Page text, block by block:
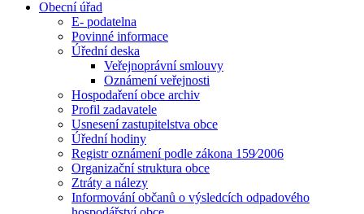
Obecní úřad
E- podatelna
Povinné informace
Úřední deska
Veřejnoprávní smlouvy
Oznámení veřejnosti
Hospodaření obce archiv
Profil zadavatele
Usnesení zastupitelstva obce
Úřední hodiny
Registr oznámení podle zákona 159⁄2006
Organizační struktura obce
Ztráty a nálezy
Informování občanů o výsledcích odpadového